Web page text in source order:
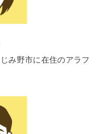
み野市に在住のアラフ